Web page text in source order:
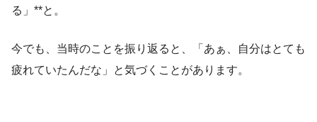
る」**と。
今でも、当時のことを振り返ると、「あぁ、自分はとても
疲れていたんだな」と気づくことがあります。